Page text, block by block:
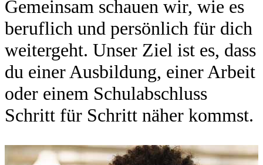
Gemeinsam schauen wir, wie es
beruflich und persönlich für dich
weitergeht. Unser Ziel ist es, dass
du einer Ausbildung, einer Arbeit
oder einem Schulabschluss
Schritt für Schritt näher kommst.